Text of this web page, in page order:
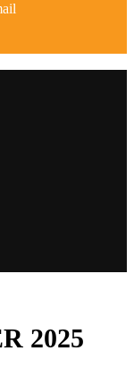
2025